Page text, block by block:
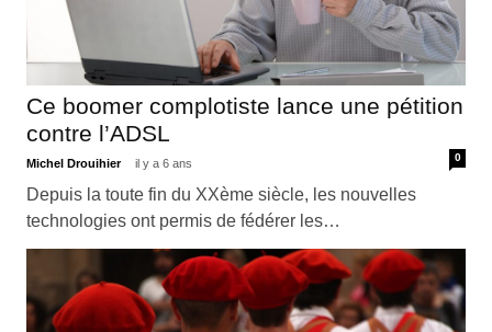
Ce boomer complotiste lance une pétition
contre l’ADSL
Michel Drouihier il y a 6 ans 0
Depuis la toute fin du XXème siècle, les nouvelles
technologies ont permis de fédérer les…